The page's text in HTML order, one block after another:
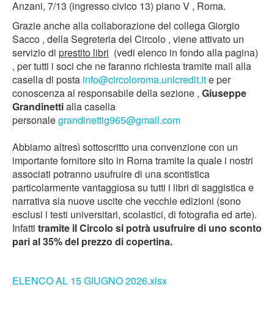
Anzani, 7/13 (ingresso civico 13) piano V , Roma.
Grazie anche alla collaborazione del collega Giorgio
Sacco , della Segreteria del Circolo , viene attivato un
servizio di prestito libri (vedi elenco in fondo alla pagina)
, per tutti i soci che ne faranno richiesta tramite mail alla
casella di posta info@circoloroma.unicredit.ite per
conoscenza al responsabile della sezione , Giuseppe
Grandinettialla casella
personalegrandinettig965@gmail.com
Abbiamo altresì sottoscritto una convenzione con un
importante fornitore sito in Roma tramite la quale i nostri
associati potranno usufruire di una scontistica
particolarmente vantaggiosa su tutti i libri di saggistica e
narrativa sia nuove uscite che vecchie edizioni (sono
esclusi i testi universitari, scolastici, di fotografia ed arte).
Infatti tramite il Circolo si potrà usufruire di uno sconto
pari al 35% del prezzo di copertina.
ELENCO AL 15 GIUGNO 2026.xlsx